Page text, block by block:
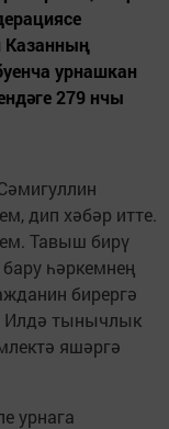
Казанның
урнашкан
279 нчы
дип хәбәр итте.
Тавыш бирү
һәркемнең
бирергә
Илдә тынычлык
яшәргә
урнага